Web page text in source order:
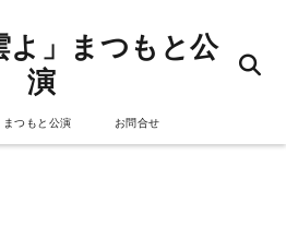
よ」まつもと公
演
まつもと公演 お問合せ